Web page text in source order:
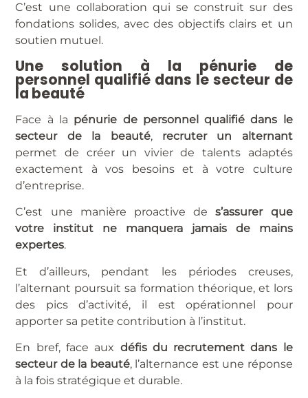
C’est une collaboration qui se construit sur des
fondations solides, avec des objectifs clairs et un
soutien mutuel.
Une solution à la pénurie de
personnel qualifié dans le secteur de
la beauté
Face à la pénurie de personnel qualifié dans le
secteur de la beauté, recruter un alternant
permet de créer un vivier de talents adaptés
exactement à vos besoins et à votre culture
d’entreprise.
C’est une manière proactive des’assurer que
votre institut ne manquera jamais de mains
expertes.
Et d’ailleurs, pendant les périodes creuses,
l’alternant poursuit sa formation théorique, et lors
des pics d’activité, il est opérationnel pour
apporter sa petite contribution à l’institut.
En bref, face aux défis du recrutement dans le
secteur de la beauté, l’alternance est une réponse
à la fois stratégique et durable.